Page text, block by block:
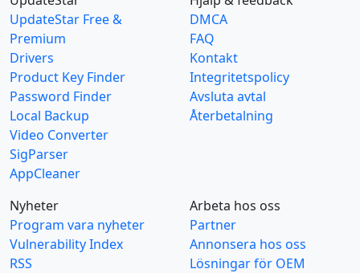
UpdateStar Free &
Premium
Drivers
Product Key Finder
Password Finder
Local Backup
Video Converter
SigParser
AppCleaner
DMCA
FAQ
Kontakt
Integritetspolicy
Avsluta avtal
Återbetalning
Nyheter
Program vara nyheter
Vulnerability Index
RSS
Arbeta hos oss
Partner
Annonsera hos oss
Lösningar för OEM